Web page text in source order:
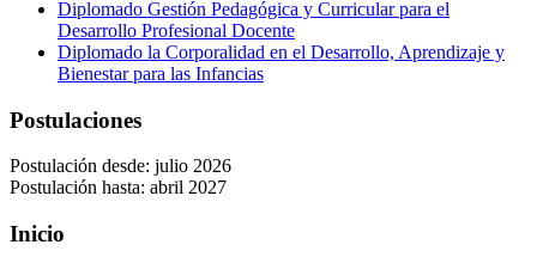
Diplomado Gestión Pedagógica y Curricular para el
Desarrollo Profesional Docente
Diplomado la Corporalidad en el Desarrollo, Aprendizaje y
Bienestar para las Infancias
Postulaciones
Postulación desde: julio 2026
Postulación hasta: abril 2027
Inicio